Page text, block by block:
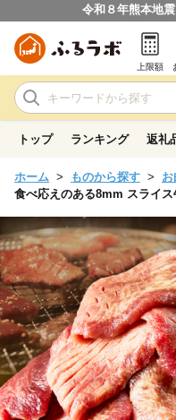
令和８年熊本地
上限額
トップ ランキング 返礼
ホーム ものから探す お
食べ応えのある8mm スライス